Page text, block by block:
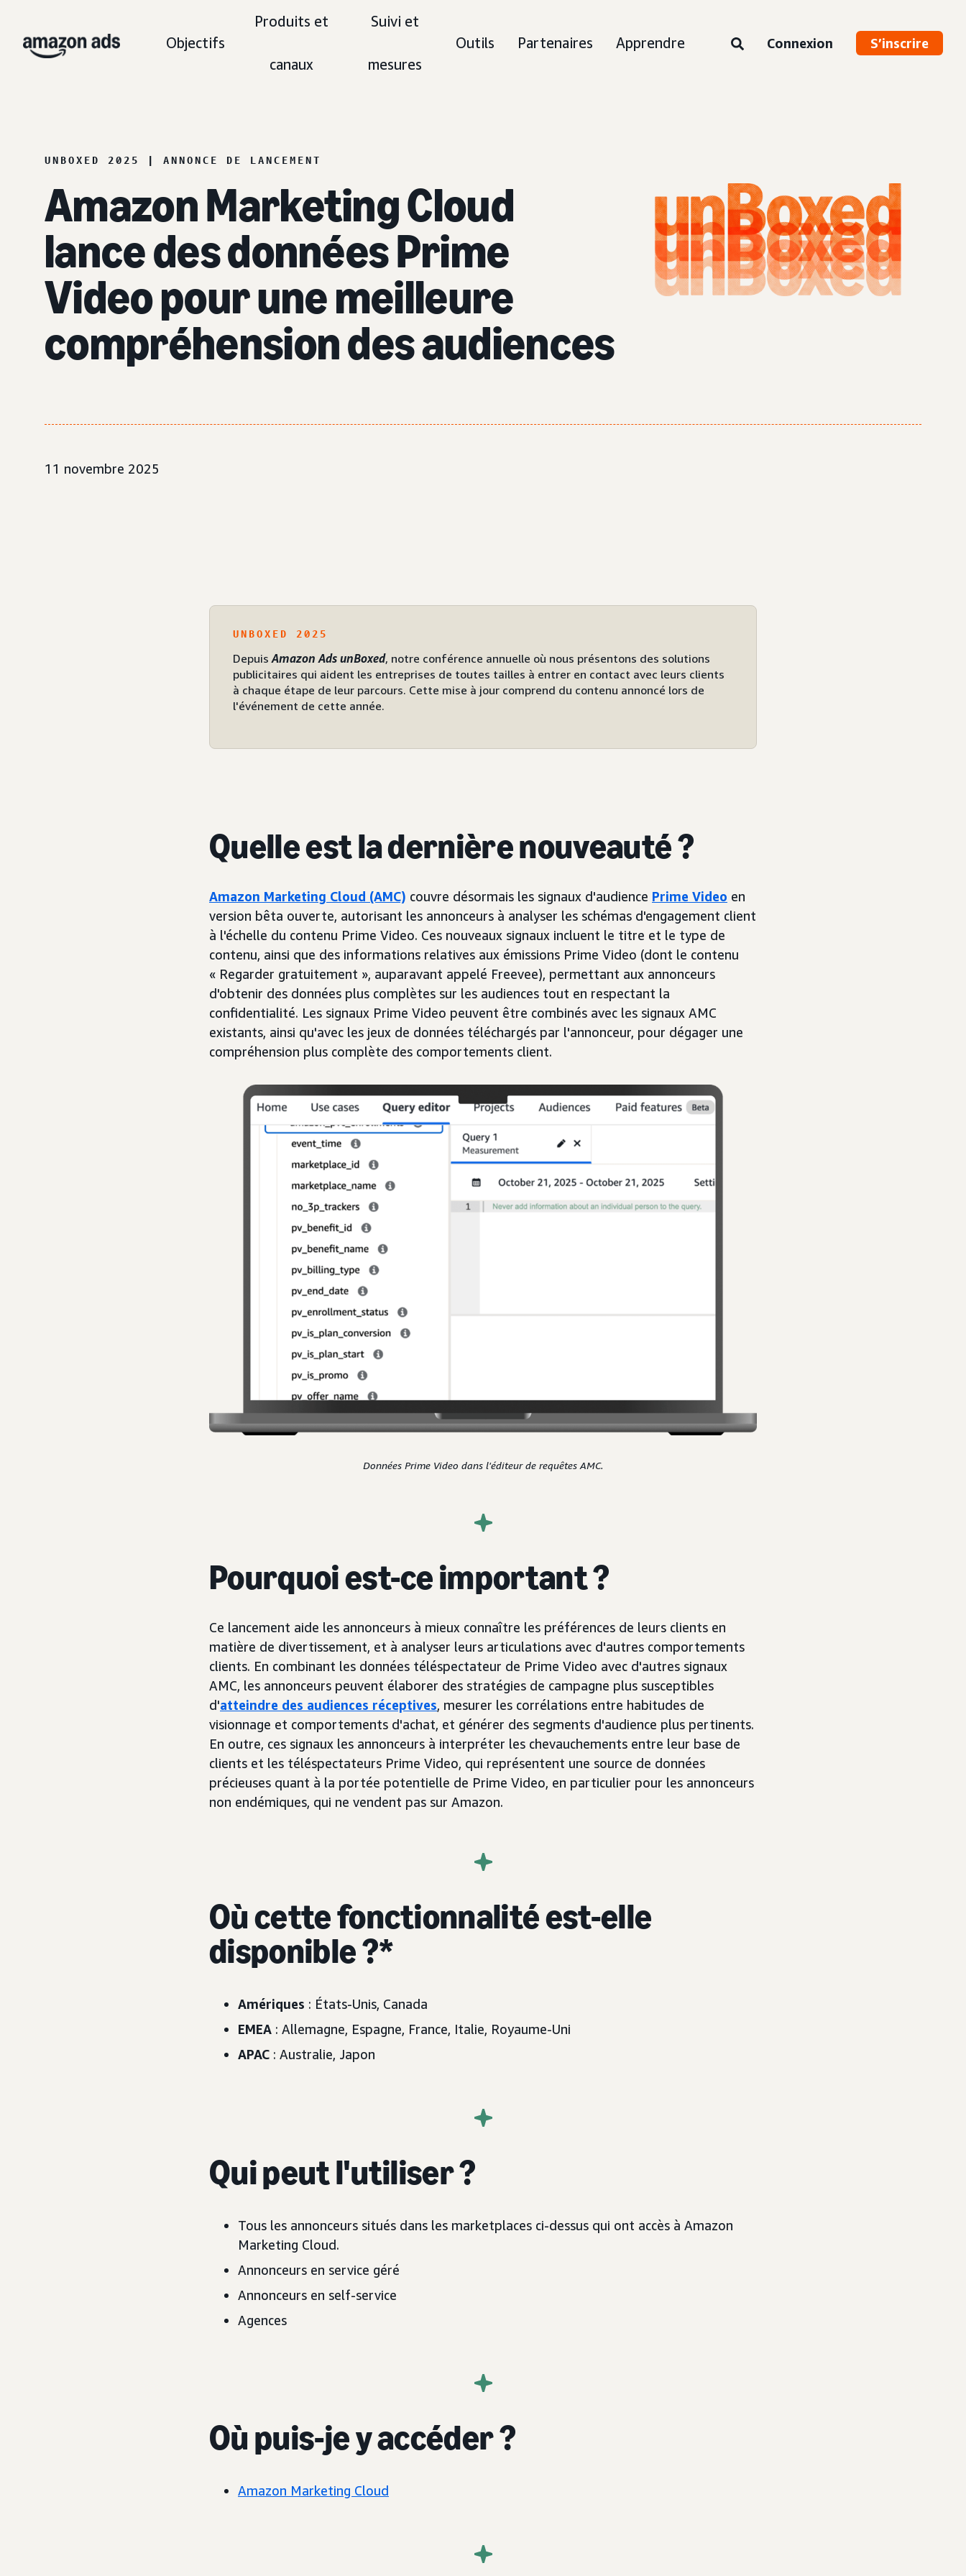
Objectifs
Produits et
canaux
Suivi et
mesures
Outils Partenaires Apprendre Connexion S’inscrire
UNBOXED 2025 | ANNONCE DE LANCEMENT
Amazon Marketing Cloud
lance des données Prime
Video pour une meilleure
compréhension des audiences
11 novembre 2025
UNBOXED 2025
DepuisAmazon Ads unBoxed, notre conférence annuelle où nous présentons des solutions
publicitaires qui aident les entreprises de toutes tailles à entrer en contact avec leurs clients
à chaque étape de leur parcours. Cette mise à jour comprend du contenu annoncé lors de
l'événement de cette année.
Quelle est la dernière nouveauté ?
Amazon Marketing Cloud (AMC) couvre désormais les signaux d'audience Prime Video en
version bêta ouverte, autorisant les annonceurs à analyser les schémas d'engagement client
à l'échelle du contenu Prime Video. Ces nouveaux signaux incluent le titre et le type de
contenu, ainsi que des informations relatives aux émissions Prime Video (dont le contenu
« Regarder gratuitement », auparavant appelé Freevee), permettant aux annonceurs
d'obtenir des données plus complètes sur les audiences tout en respectant la
confidentialité. Les signaux Prime Video peuvent être combinés avec les signaux AMC
existants, ainsi qu'avec les jeux de données téléchargés par l'annonceur, pour dégager une
compréhension plus complète des comportements client.
Données Prime Video dans l'éditeur de requêtes AMC.
Pourquoi est-ce important ?
Ce lancement aide les annonceurs à mieux connaître les préférences de leurs clients en
matière de divertissement, et à analyser leurs articulations avec d'autres comportements
clients. En combinant les données téléspectateur de Prime Video avec d'autres signaux
AMC, les annonceurs peuvent élaborer des stratégies de campagne plus susceptibles
d'atteindre des audiences réceptives, mesurer les corrélations entre habitudes de
visionnage et comportements d'achat, et générer des segments d'audience plus pertinents.
En outre, ces signaux les annonceurs à interpréter les chevauchements entre leur base de
clients et les téléspectateurs Prime Video, qui représentent une source de données
précieuses quant à la portée potentielle de Prime Video, en particulier pour les annonceurs
non endémiques, qui ne vendent pas sur Amazon.
Où cette fonctionnalité est-elle
disponible ?*
Amériques : États-Unis, Canada
EMEA : Allemagne, Espagne, France, Italie, Royaume-Uni
APAC : Australie, Japon
Qui peut l'utiliser ?
Tous les annonceurs situés dans les marketplaces ci-dessus qui ont accès à Amazon
Marketing Cloud.
Annonceurs en service géré
Annonceurs en self-service
Agences
Où puis-je y accéder ?
Amazon Marketing Cloud